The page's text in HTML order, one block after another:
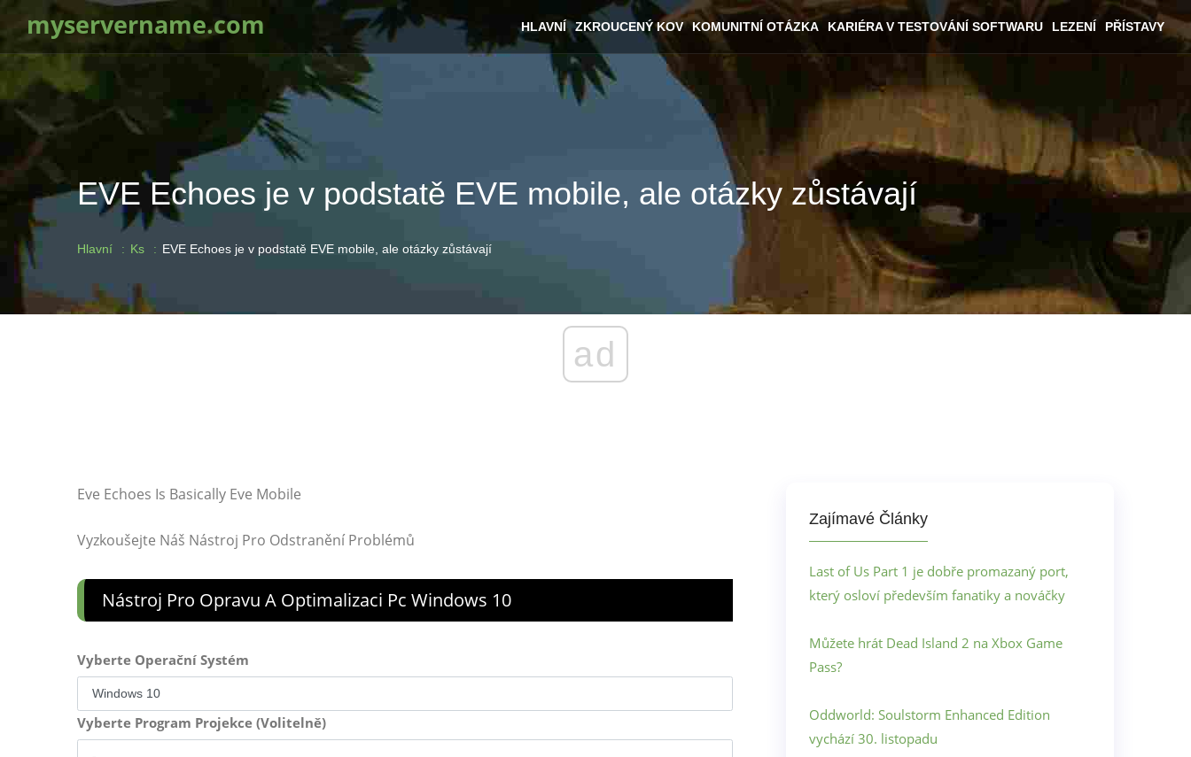
myservername.com HLAVNÍ ZKROUCENÝ KOV KOMUNITNÍ OTÁZKA KARIÉRA V TESTOVÁNÍ SOFTWARU LEZENÍ PŘÍSTAVY
EVE Echoes je v podstatě EVE mobile, ale otázky zůstávají
Hlavní Ks EVE Echoes je v podstatě EVE mobile, ale otázky zůstávají
ad
Eve Echoes Is Basically Eve Mobile
Vyzkoušejte Náš Nástroj Pro Odstranění Problémů
Nástroj Pro Opravu A Optimalizaci Pc Windows 10
Vyberte Operační Systém
Vyberte Program Projekce (Volitelně)
Zajímavé Články
Last of Us Part 1 je dobře promazaný port,
který osloví především fanatiky a nováčky
Můžete hrát Dead Island 2 na Xbox Game
Pass?
Oddworld: Soulstorm Enhanced Edition
vychází 30. listopadu